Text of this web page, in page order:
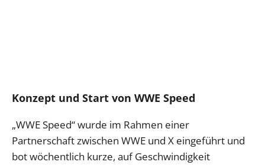
Konzept und Start von WWE Speed
„WWE Speed“ wurde im Rahmen einer
Partnerschaft zwischen WWE und X eingeführt und
bot wöchentlich kurze, auf Geschwindigkeit